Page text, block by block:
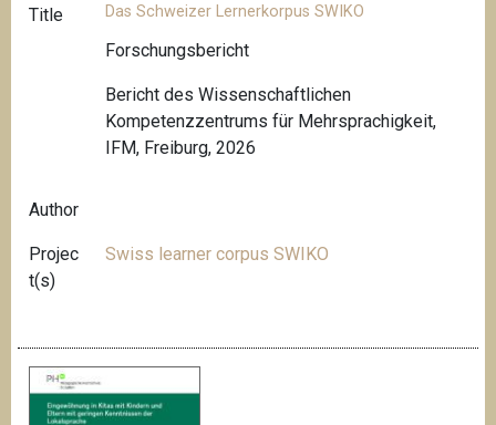
Title Das Schweizer Lernerkorpus SWIKO
Forschungsbericht
Bericht des Wissenschaftlichen
Kompetenzzentrums für Mehrsprachigkeit,
IFM, Freiburg, 2026
Author
Projec
t(s)
Swiss learner corpus SWIKO